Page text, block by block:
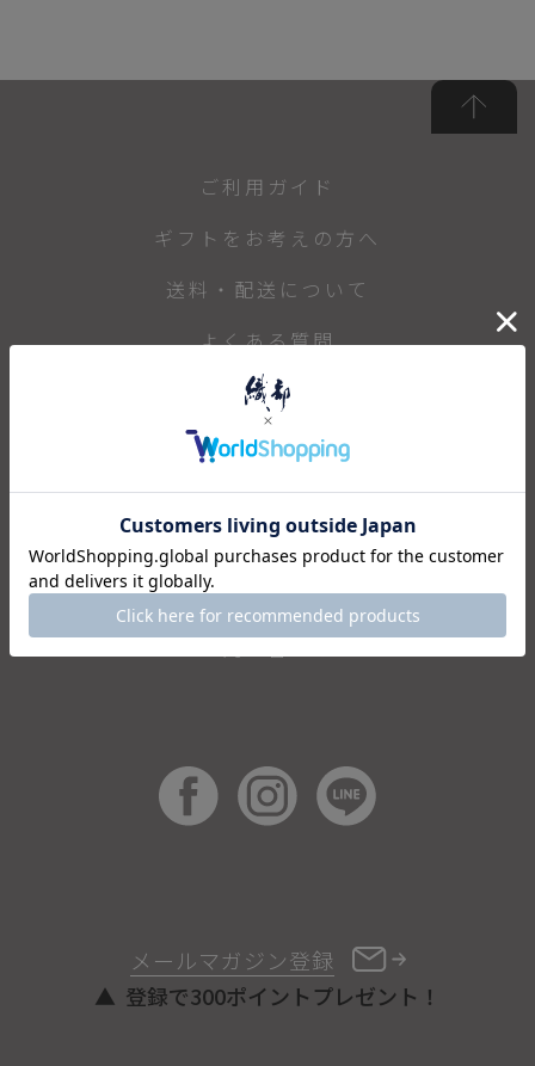
メールマガジン登録
登録で300ポイントプレゼント！
ご利用ガイド
ギフトをお考えの方へ
送料・配送について
よくある質問
返品・キャンセル
店舗のご案内
プライバシーポリシー
特定商取引法に基づく表記
会員規約